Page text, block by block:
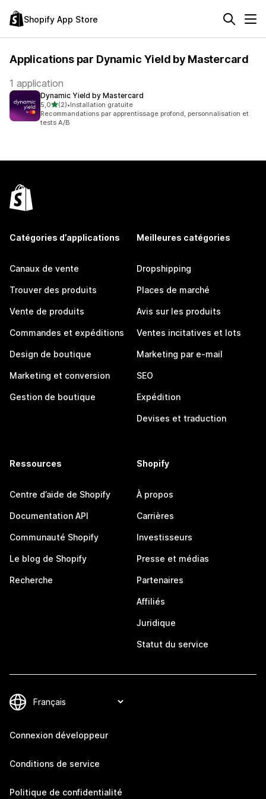
Shopify App Store
Applications par Dynamic Yield by Mastercard
1 application
Dynamic Yield by Mastercard
5,0étoile(s) sur 5
(2)
2 avis au total
•Installation gratuite
Recommandations par apprentissage profond, personnalisation et
tests A/B
Catégories d’applications
Canaux de vente
Trouver des produits
Vente de produits
Commandes et expéditions
Design de boutique
Marketing et conversion
Gestion de boutique
Meilleures catégories
Dropshipping
Places de marché
Avis sur les produits
Ventes incitatives et lots
Marketing par e-mail
SEO
Expédition
Devises et traduction
Ressources
Centre d’aide de Shopify
Documentation API
Communauté Shopify
Le blog de Shopify
Recherche
Shopify
À propos
Carrières
Investisseurs
Presse et médias
Partenaires
Affiliés
Juridique
Statut du service
Connexion développeur
Conditions de service
Politique de confidentialité